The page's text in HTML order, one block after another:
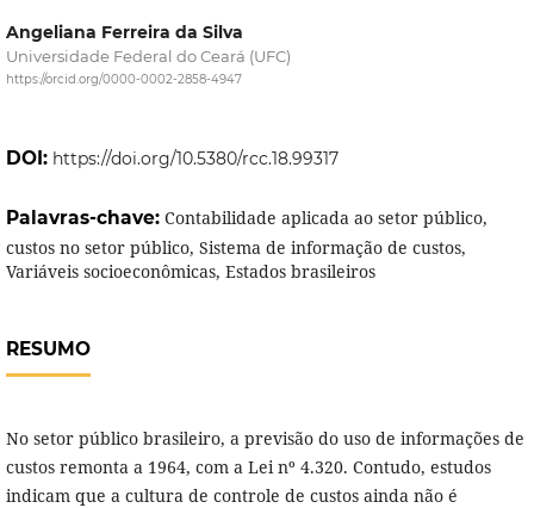
Angeliana Ferreira da Silva
Universidade Federal do Ceará (UFC)
https://orcid.org/0000-0002-2858-4947
DOI: https://doi.org/10.5380/rcc.18.99317
Palavras-chave: Contabilidade aplicada ao setor público,
custos no setor público, Sistema de informação de custos,
Variáveis socioeconômicas, Estados brasileiros
RESUMO
No setor público brasileiro, a previsão do uso de informações de
custos remonta a 1964, com a Lei nº 4.320. Contudo, estudos
indicam que a cultura de controle de custos ainda não é